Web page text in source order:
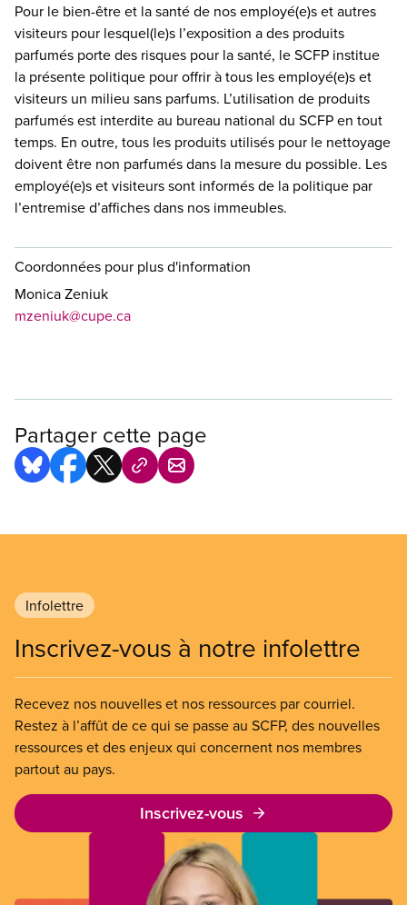
Pour le bien-être et la santé de nos employé(e)s et autres
visiteurs pour lesquel(le)s l’exposition a des produits
parfumés porte des risques pour la santé, le SCFP institue
la présente politique pour offrir à tous les employé(e)s et
visiteurs un milieu sans parfums. L’utilisation de produits
parfumés est interdite au bureau national du SCFP en tout
temps. En outre, tous les produits utilisés pour le nettoyage
doivent être non parfumés dans la mesure du possible. Les
employé(e)s et visiteurs sont informés de la politique par
l’entremise d’affiches dans nos immeubles.
Coordonnées pour plus d'information
Monica Zeniuk
mzeniuk@cupe.ca
Partager cette page
Infolettre
Inscrivez-vous à notre infolettre
Recevez nos nouvelles et nos ressources par courriel.
Restez à l’affût de ce qui se passe au SCFP, des nouvelles
ressources et des enjeux qui concernent nos membres
partout au pays.
Inscrivez-vous